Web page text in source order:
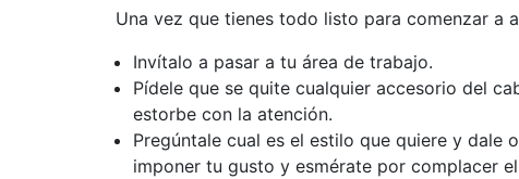
Una vez que tienes todo listo para comenzar a
Invítalo a pasar a tu área de trabajo.
Pídele que se quite cualquier accesorio del
estorbe con la atención.
Pregúntale cual es el estilo que quiere y dale
imponer tu gusto y esmérate por complacer